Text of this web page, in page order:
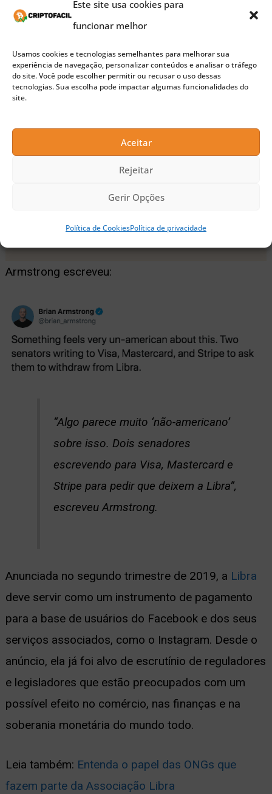
Este site usa cookies para
funcionar melhor
Usamos cookies e tecnologias semelhantes para melhorar sua
experiência de navegação, personalizar conteúdos e analisar o tráfego
do site. Você pode escolher permitir ou recusar o uso dessas
tecnologias. Sua escolha pode impactar algumas funcionalidades do
site.
Aceitar
Rejeitar
Gerir Opções
Política de CookiesPolítica de privacidade
solicitarem a Stripe, Mastercard e Visa que
noticiado peloCriptoFácil. De acordo com a
Cointelegraph, em resposta a isso, Armstrong
meio de umamensagemem seu Twitter no último
final de semana.
🚀 Buscando a próxima moeda 100x?
Armstrong escreveu:
“Algo parece muito ‘não-americano’
sobre isso. Dois senadores
escrevendo para Visa, Mastercard e
Stripe para pedir que deixem a Libra”,
escreveu Armstrong.
Anunciada no segundo trimestre de 2019, a Libra
deve servir como um instrumento de pagamento
para a base de usuários do Facebook e dos seus
serviços associados, como o Instagram. Desde o
anúncio, ela já foi alvo de escrutínio de reguladores
e legisladores que estão preocupados com um
possível efeito no comércio, nas finanças e na
soberania monetária do mundo todo.
Leia também: Entenda o papel das ONGs que
fazem parte da Associação Libra